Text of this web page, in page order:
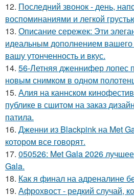
12. Последний звонок - день,
воспоминаниями и легкой
13. Описание сережек: Эти
идеальным дополнением вашего
вашу утонченность и вкус.
14. 56-Летняя дженнифер лопес
новым снимком в одном
15. Алия на каннском
публике в сшитом на заказ
патила.
16. Дженни из Blackpink на Met
котором все говорят.
17. 050526: Met Gala 2026
Gala.
18. Как я финал на адреналине
19. Афрохвост - редкий случай,